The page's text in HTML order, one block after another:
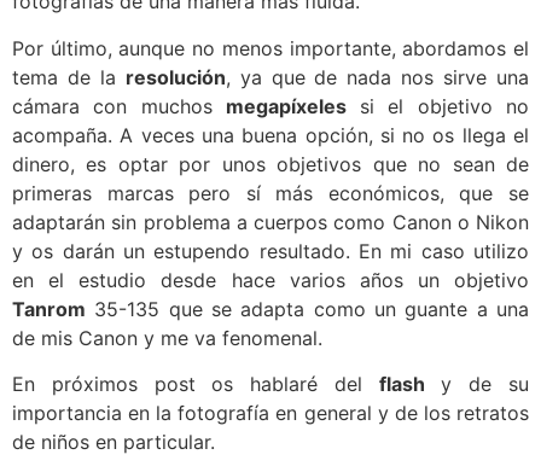
Por último, aunque no menos importante, abordamos el
tema de la resolución, ya que de nada nos sirve una
cámara con muchos megapíxelessi el objetivo no
acompaña. A veces una buena opción, si no os llega el
dinero, es optar por unos objetivos que no sean de
primeras marcas pero sí más económicos, que se
adaptarán sin problema a cuerpos como Canon o Nikon
y os darán un estupendo resultado. En mi caso utilizo
en el estudio desde hace varios años un objetivo
Tanrom 35-135 que se adapta como un guante a una
de mis Canon y me va fenomenal.
En próximos post os hablaré del flash y de su
importancia en la fotografía en general y de los retratos
de niños en particular.